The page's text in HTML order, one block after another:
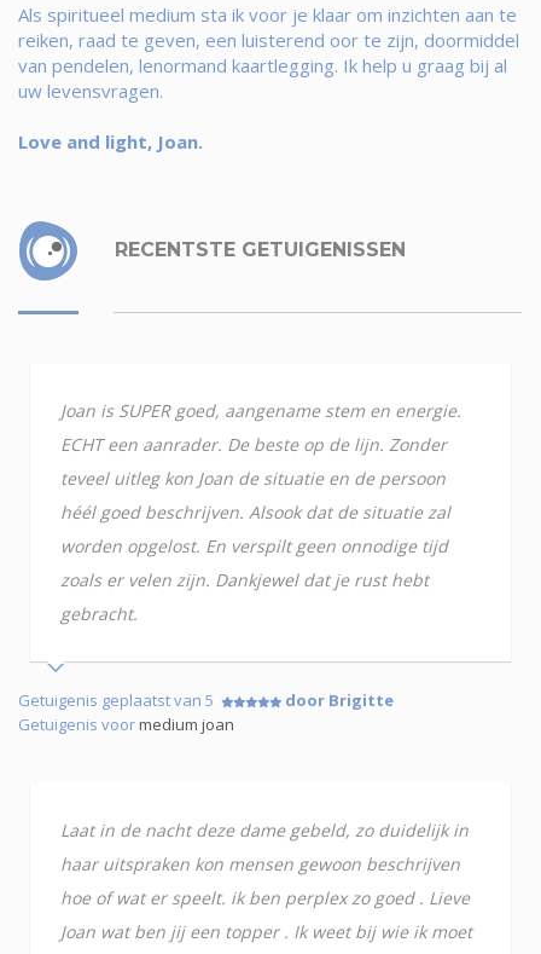
Als spiritueel medium sta ik voor je klaar om inzichten aan te
reiken, raad te geven, een luisterend oor te zijn, doormiddel
van pendelen, lenormand kaartlegging. Ik help u graag bij al
uw levensvragen.
Love and light, Joan.
RECENTSTE GETUIGENISSEN
Joan is SUPER goed, aangename stem en energie.
ECHT een aanrader. De beste op de lijn. Zonder
teveel uitleg kon Joan de situatie en de persoon
héél goed beschrijven. Alsook dat de situatie zal
worden opgelost. En verspilt geen onnodige tijd
zoals er velen zijn. Dankjewel dat je rust hebt
gebracht.
Getuigenis geplaatst van 5
door Brigitte
Getuigenis voormedium joan
Laat in de nacht deze dame gebeld, zo duidelijk in
haar uitspraken kon mensen gewoon beschrijven
hoe of wat er speelt. ik ben perplex zo goed . Lieve
Joan wat ben jij een topper . Ik weet bij wie ik moet